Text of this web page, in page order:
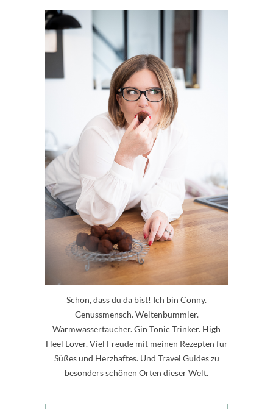
Schön, dass du da bist! Ich bin Conny.
Genussmensch. Weltenbummler.
Warmwassertaucher. Gin Tonic Trinker. High
Heel Lover. Viel Freude mit meinen Rezepten für
Süßes und Herzhaftes. Und Travel Guides zu
besonders schönen Orten dieser Welt.